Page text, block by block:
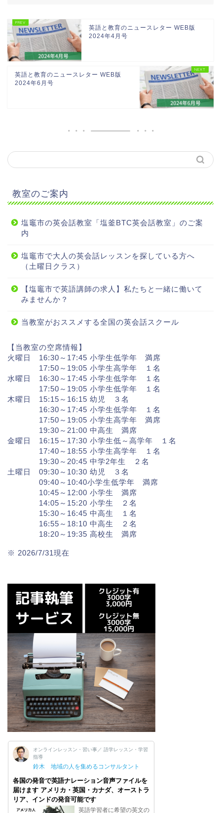
英語と教育のニュースレター WEB版
2024年4月号
英語と教育のニュースレター WEB版
2024年6月号
教室のご案内
塩竈市の英会話教室「塩釜BTC英会話教室」のご案
内
塩竈市で大人の英会話レッスンを探している方へ
（土曜日クラス）
【塩竈市で英語講師の求人】私たちと一緒に働いて
みませんか？
当教室がおススメする全国の英会話スクール
【当教室の空席情報】
火曜日 16:30～17:45 小学生低学年 満席
17:50～19:05 小学生高学年 １名
水曜日 16:30～17:45 小学生低学年 １名
17:50～19:05 小学生低学年 １名
木曜日 15:15～16:15 幼児 ３名
16:30～17:45 小学生低学年 １名
17:50～19:05 小学生高学年 満席
19:30～21:00 中高生 満席
金曜日 16:15～17:30 小学生低～高学年 １名
17:40～18:55 小学生高学年 １名
19:30～20:45 中学2年生 ２名
土曜日 09:30～10:30 幼児 ３名
09:40～10:40小学生低学年 満席
10:45～12:00 小学生 満席
14:05～15:20 小学生 ２名
15:30～16:45 中高生 １名
16:55～18:10 中高生 ２名
18:20～19:35 高校生 満席
※ 2026/7/31現在